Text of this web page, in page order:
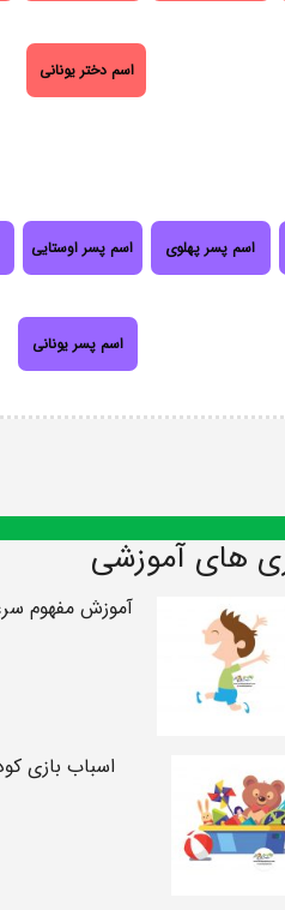
اسم دختر یونانی
اسم پسر پهلوی اسم پسر اوستایی
اسم پسر یونانی
های آموزشی
آموزش مفهوم
اسباب بازی